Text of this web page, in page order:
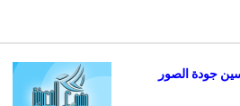
جودة الصور